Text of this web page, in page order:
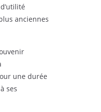
anciennes
une durée
ses